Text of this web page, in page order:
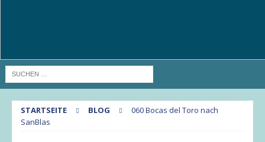
STARTSEITE BLOG
060 Bocas del Toro nach
SanBlas